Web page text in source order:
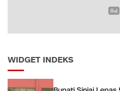
WIDGET INDEKS